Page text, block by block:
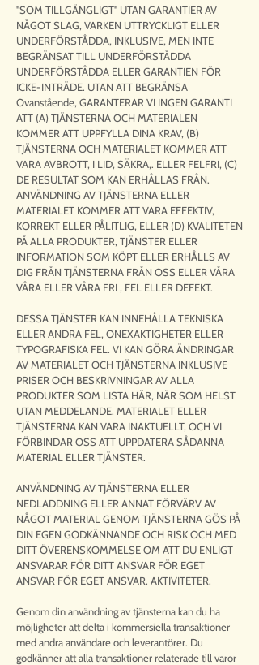
"SOM TILLGÄNGLIGT" UTAN GARANTIER AV
NÅGOT SLAG, VARKEN UTTRYCKLIGT ELLER
UNDERFÖRSTÅDDA, INKLUSIVE, MEN INTE
BEGRÄNSAT TILL UNDERFÖRSTÅDDA
UNDERFÖRSTÅDDA ELLER GARANTIEN FÖR
ICKE-INTRÄDE. UTAN ATT BEGRÄNSA
Ovanstående, GARANTERAR VI INGEN GARANTI
ATT (A) TJÄNSTERNA OCH MATERIALEN
KOMMER ATT UPPFYLLA DINA KRAV, (B)
TJÄNSTERNA OCH MATERIALET KOMMER ATT
VARA AVBROTT, I LID, SÄKRA,. ELLER FELFRI, (C)
DE RESULTAT SOM KAN ERHÅLLAS FRÅN.
ANVÄNDNING AV TJÄNSTERNA ELLER
MATERIALET KOMMER ATT VARA EFFEKTIV,
KORREKT ELLER PÅLITLIG, ELLER (D) KVALITETEN
PÅ ALLA PRODUKTER, TJÄNSTER ELLER
INFORMATION SOM KÖPT ELLER ERHÅLLS AV
DIG FRÅN TJÄNSTERNA FRÅN OSS ELLER VÅRA
VÅRA ELLER VÅRA FRI , FEL ELLER DEFEKT.
DESSA TJÄNSTER KAN INNEHÅLLA TEKNISKA
ELLER ANDRA FEL, ONEXAKTIGHETER ELLER
TYPOGRAFISKA FEL. VI KAN GÖRA ÄNDRINGAR
AV MATERIALET OCH TJÄNSTERNA INKLUSIVE
PRISER OCH BESKRIVNINGAR AV ALLA
PRODUKTER SOM LISTA HÄR, NÄR SOM HELST
UTAN MEDDELANDE. MATERIALET ELLER
TJÄNSTERNA KAN VARA INAKTUELLT, OCH VI
FÖRBINDAR OSS ATT UPPDATERA SÅDANNA
MATERIAL ELLER TJÄNSTER.
ANVÄNDNING AV TJÄNSTERNA ELLER
NEDLADDNING ELLER ANNAT FÖRVÄRV AV
NÅGOT MATERIAL GENOM TJÄNSTERNA GÖS PÅ
DIN EGEN GODKÄNNANDE OCH RISK OCH MED
DITT ÖVERENSKOMMELSE OM ATT DU ENLIGT
ANSVARAR FÖR DITT ANSVAR FÖR EGET
ANSVAR FÖR EGET ANSVAR. AKTIVITETER.
Genom din användning av tjänsterna kan du ha
möjligheter att delta i kommersiella transaktioner
med andra användare och leverantörer. Du
godkänner att alla transaktioner relaterade till varor